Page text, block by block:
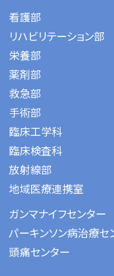
看護部
リハビリテーション部
栄養部
薬剤部
救急部
手術部
臨床工学科
臨床検査科
放射線部
地域医療連携室
ガンマナイフセンター
パーキンソン病治療セ
頭痛センター